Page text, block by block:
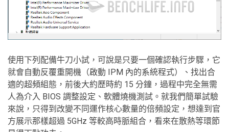
使用下列配備牛刀小試，可說是只要一個確認執行步驟，它
就會自動反覆重開機（啟動 IPM 內的系統程式）、找出合
適的超頻組態，前後大約歷時約 15 分鐘，過程中完全無需
人為介入 BIOS 調整設定、軟體燒機測試。就我們簡單試驗
來說，只得到改變不同運作核心數量的倍頻設定，想達到官
方展示那樣超過 5GHz 等較高時脈組合，看來在散熱等環節